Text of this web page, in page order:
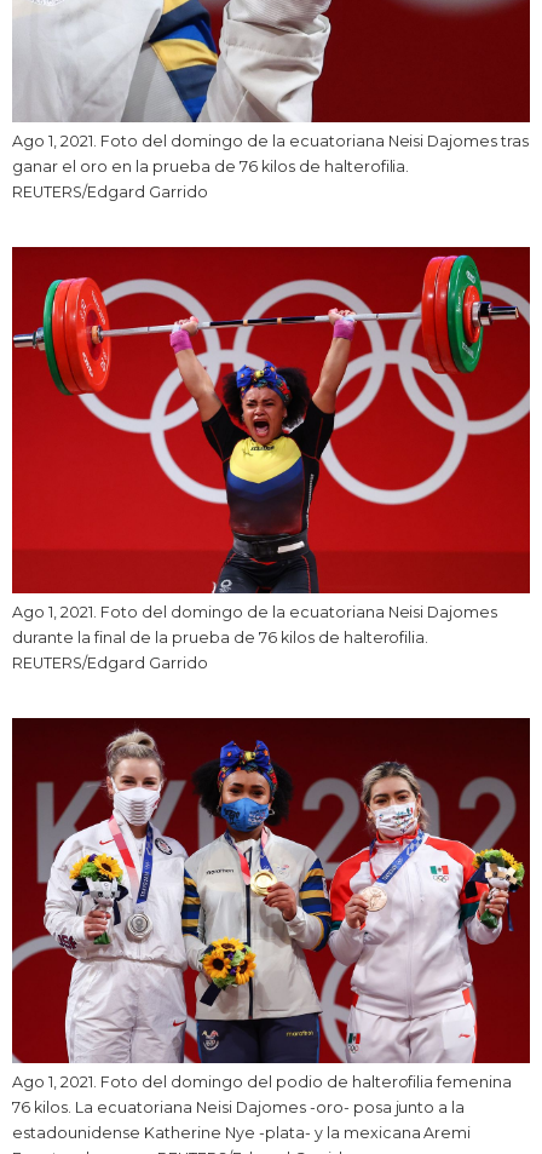
Ago 1, 2021. Foto del domingo de la ecuatoriana Neisi Dajomes tras
ganar el oro en la prueba de 76 kilos de halterofilia.
REUTERS/Edgard Garrido
Ago 1, 2021. Foto del domingo de la ecuatoriana Neisi Dajomes
durante la final de la prueba de 76 kilos de halterofilia.
REUTERS/Edgard Garrido
Ago 1, 2021. Foto del domingo del podio de halterofilia femenina
76 kilos. La ecuatoriana Neisi Dajomes -oro- posa junto a la
estadounidense Katherine Nye -plata- y la mexicana Aremi